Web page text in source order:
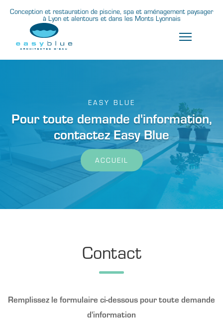
Conception et restauration de piscine, spa et aménagement paysager
à Lyon et alentours et dans les Monts Lyonnais
EASY BLUE
Pour toute demande d'information,
contactez Easy Blue
ACCUEIL
Contact
Remplissez le formulaire ci-dessous pour toute demande
d'information